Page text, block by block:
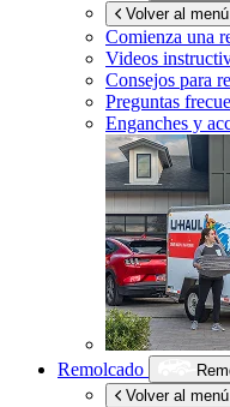
Volver al
Comienza una
Videos
Consejos para
Preguntas
Enganches y
Remolcado
Volver al